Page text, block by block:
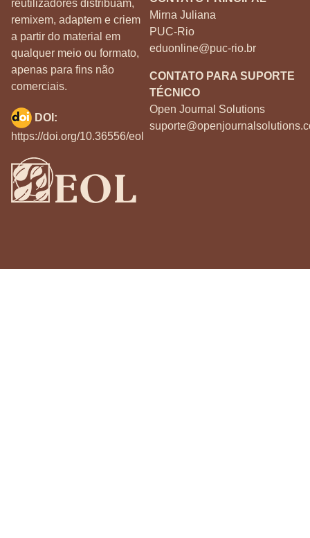
reutilizadores distribuam,
remixem, adaptem e criem
a partir do material em
qualquer meio ou formato,
apenas para fins não
comerciais.
Mirna Juliana
PUC-Rio
eduonline@puc-rio.br
CONTATO PARA SUPORTE
TÉCNICO
Open Journal Solutions
DOI:
https://doi.org/10.36556/eol